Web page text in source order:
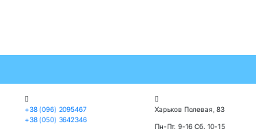
+38 (096) 2095467
+38 (050) 3642346
Харьков Полевая, 83
Пн-Пт. 9-16 Сб. 10-15